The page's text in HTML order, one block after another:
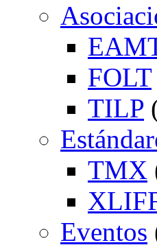
FOLT
TILP
TMX
Eventos